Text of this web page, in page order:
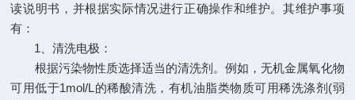
读说明书，并根据实际情况进行正确操作和维护。其维护事项
有：
1、清洗电极：
根据污染物性质选择适当的清洗剂。例如，无机金属氧化物
可用低于1mol/L的稀酸清洗，有机油脂类物质可用稀洗涤剂(弱